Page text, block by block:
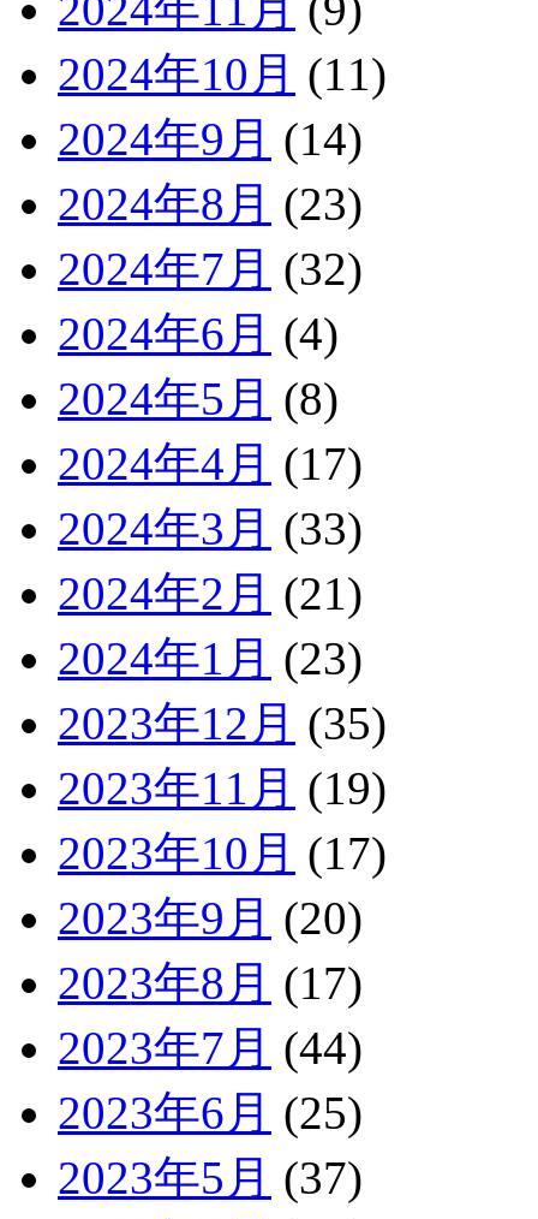
2024年10月 (11)
2024年9月 (14)
2024年8月 (23)
2024年7月 (32)
2024年6月 (4)
2024年5月 (8)
2024年4月 (17)
2024年3月 (33)
2024年2月 (21)
2024年1月 (23)
2023年12月 (35)
2023年11月 (19)
2023年10月 (17)
2023年9月 (20)
2023年8月 (17)
2023年7月 (44)
2023年6月 (25)
2023年5月 (37)